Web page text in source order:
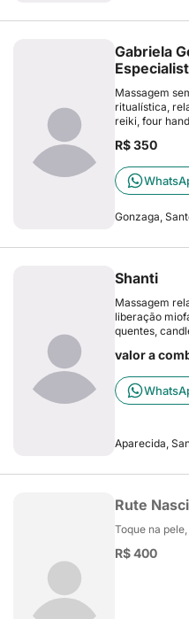
Gabriela
Massagem
ritualística,
reiki, four
R$ 350
Gonzaga,
Shanti
Massagem
liberação
quentes,
valor a
Aparecida,
Rute
Toque na
R$ 400